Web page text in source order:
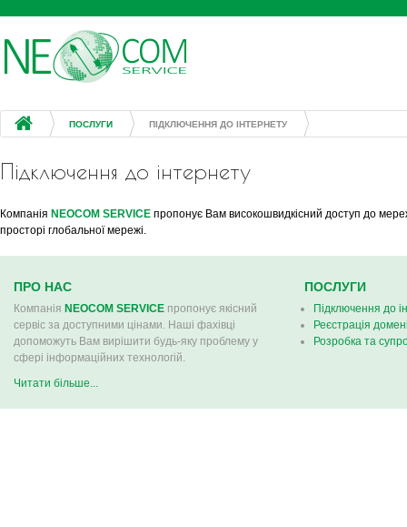
ПОСЛУГИ ПІДКЛЮЧЕННЯ ДО ІНТЕРНЕТУ
Підключення до інтернету
Компанія NEOCOM SERVICE пропонує Вам високошвидкісний доступ до
просторі глобальної мережі.
ПРО НАС
Компанія NEOCOM SERVICE пропонує якісний
сервіс за доступними цінами. Наші фахівці
допоможуть Вам вирішити будь-яку проблему у
сфері інформаційних технологій.
Читати більше...
ПОСЛУГИ
Підключення до
Реєстрація
Розробка та